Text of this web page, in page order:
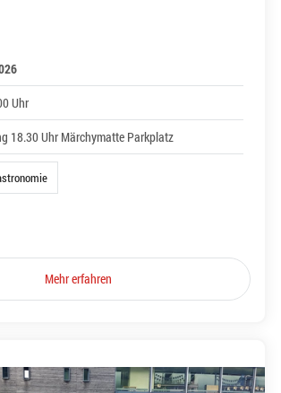
Uhr
18.30 Uhr Märchymatte Parkplatz
Mehr erfahren